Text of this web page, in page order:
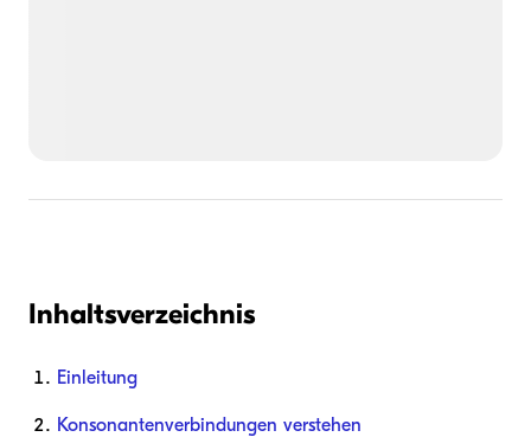
Inhaltsverzeichnis
Einleitung
Konsonantenverbindungen verstehen